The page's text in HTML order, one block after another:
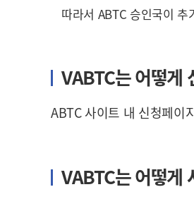
따라서 ABTC 승인국이
VABTC는 어떻게
ABTC 사이트 내 신청페이
VABTC는 어떻게